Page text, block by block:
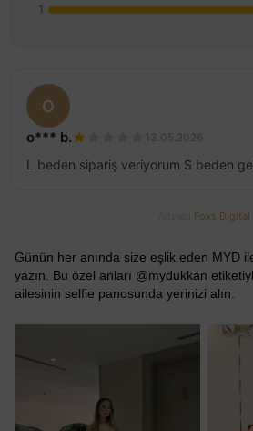
1
O
o*** b. 13.05.2026
L beden sipariş veriyorum S beden
Foxs Digital
Günün her anında size eşlik eden MYD
yazın. Bu özel anları @mydukkan
ailesinin selfie panosunda yerinizi alın.